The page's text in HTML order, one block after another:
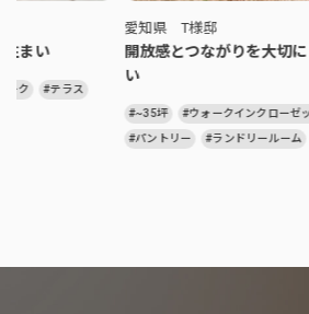
開放感とつながりを大切にした、家族が
#ウォークインクローゼット #シューズクロ
#ランドリールーム #室内物干しスペ